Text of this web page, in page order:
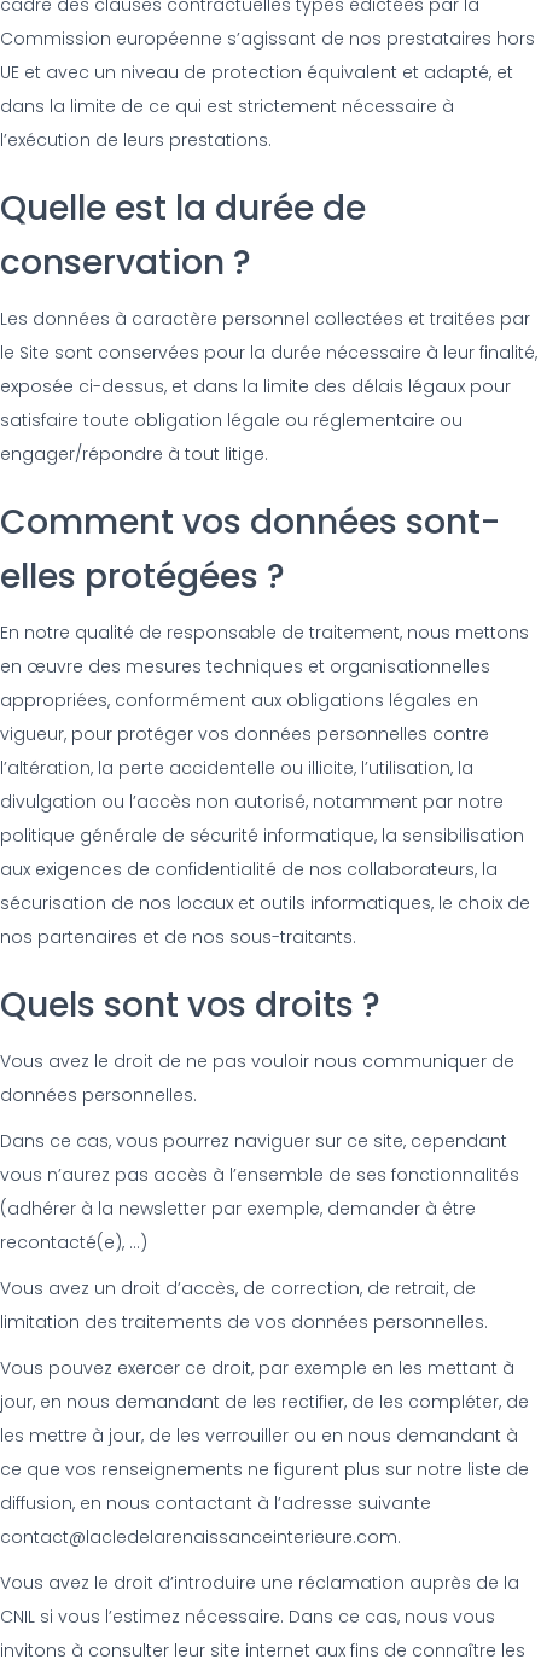
cadre des clauses contractuelles types édictées par la
Commission européenne s’agissant de nos prestataires hors
UE et avec un niveau de protection équivalent et adapté, et
dans la limite de ce qui est strictement nécessaire à
l’exécution de leurs prestations.
Quelle est la durée de
conservation ?
Les données à caractère personnel collectées et traitées par
le Site sont conservées pour la durée nécessaire à leur finalité,
exposée ci-dessus, et dans la limite des délais légaux pour
satisfaire toute obligation légale ou réglementaire ou
engager/répondre à tout litige.
Comment vos données sont-
elles protégées ?
En notre qualité de responsable de traitement, nous mettons
en œuvre des mesures techniques et organisationnelles
appropriées, conformément aux obligations légales en
vigueur, pour protéger vos données personnelles contre
l’altération, la perte accidentelle ou illicite, l’utilisation, la
divulgation ou l’accès non autorisé, notamment par notre
politique générale de sécurité informatique, la sensibilisation
aux exigences de confidentialité de nos collaborateurs, la
sécurisation de nos locaux et outils informatiques, le choix de
nos partenaires et de nos sous-traitants.
Quels sont vos droits ?
Vous avez le droit de ne pas vouloir nous communiquer de
données personnelles.
Dans ce cas, vous pourrez naviguer sur ce site, cependant
vous n’aurez pas accès à l’ensemble de ses fonctionnalités
(adhérer à la newsletter par exemple, demander à être
recontacté(e), …)
Vous avez un droit d’accès, de correction, de retrait, de
limitation des traitements de vos données personnelles.
Vous pouvez exercer ce droit, par exemple en les mettant à
jour, en nous demandant de les rectifier, de les compléter, de
les mettre à jour, de les verrouiller ou en nous demandant à
ce que vos renseignements ne figurent plus sur notre liste de
diffusion, en nous contactant à l’adresse suivante
contact@lacledelarenaissanceinterieure.com.
Vous avez le droit d’introduire une réclamation auprès de la
CNIL si vous l’estimez nécessaire. Dans ce cas, nous vous
invitons à consulter leur site internet aux fins de connaître les